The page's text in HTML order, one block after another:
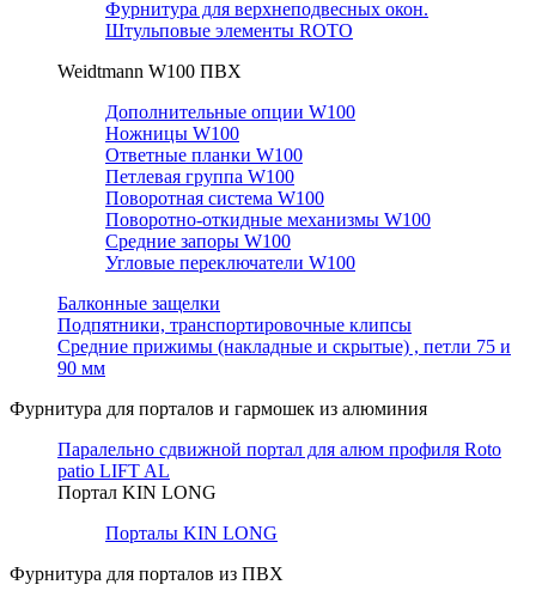
Фурнитура для верхнеподвесных окон.
Штульповые элементы ROTO
Weidtmann W100 ПВХ
Дополнительные опции W100
Ножницы W100
Ответные планки W100
Петлевая группа W100
Поворотная система W100
Поворотно-откидные механизмы W100
Средние запоры W100
Угловые переключатели W100
Балконные защелки
Подпятники, транспортировочные клипсы
Средние прижимы (накладные и скрытые) , петли 75 и
90 мм
Фурнитура для порталов и гармошек из алюминия
Паралельно сдвижной портал для алюм профиля Roto
patio LIFT AL
Портал KIN LONG
Порталы KIN LONG
Фурнитура для порталов из ПВХ